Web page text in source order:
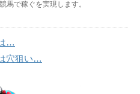
馬で稼ぐを実現します。
…
穴狙い…